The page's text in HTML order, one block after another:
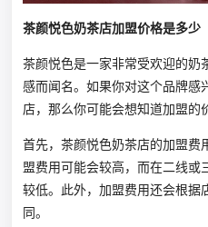
茶颜悦色奶茶店加盟价格是多少
茶颜悦色是一家非常受欢迎的奶
感而闻名。如果你对这个品牌感
店，那么你可能会想知道加盟的
首先，茶颜悦色奶茶店的加盟费
盟费用可能会较高，而在二线或
较低。此外，加盟费用还会根据
同。